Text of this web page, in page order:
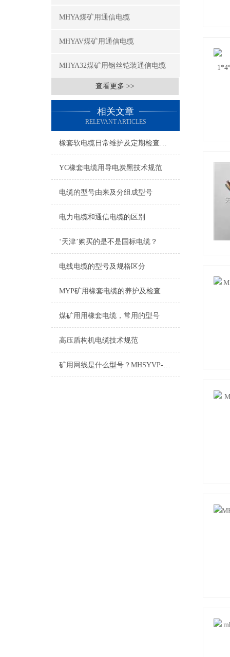
MHYA煤矿用通信电缆
MHYAV煤矿用通信电缆
MHYA32煤矿用钢丝铠装通信电缆
查看更多 >>
相关文章
RELEVANT ARTICLES
橡套软电缆日常维护及定期检查故障
YC橡套电缆用导电炭黑技术规范
电缆的型号由来及分组成型号
电力电缆和通信电缆的区别
‘天津’购买的是不是国标电缆？
电线电缆的型号及规格区分
MYP矿用橡套电缆的养护及检查
煤矿用用橡套电缆，常用的型号
高压盾构机电缆技术规范
矿用网线是什么型号？MHSYVP-5矿用网线型号